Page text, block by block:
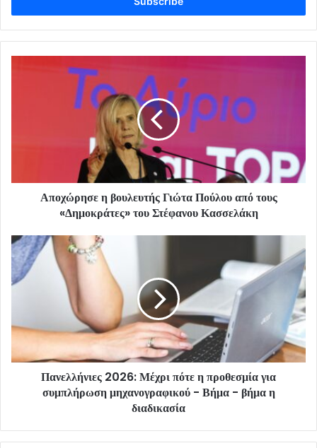
Αποχώρησε η βουλευτής Γιώτα Πούλου από τους
«Δημοκράτες» του Στέφανου Κασσελάκη
Πανελλήνιες 2026: Μέχρι πότε η προθεσμία για
συμπλήρωση μηχανογραφικού - Βήμα - βήμα η
διαδικασία